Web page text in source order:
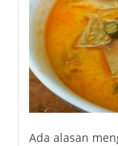
Ada alasan